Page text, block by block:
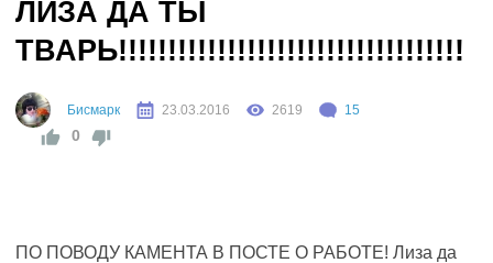
ЛИЗА ДА ТЫ
ТВАРЬ!!!!!!!!!!!!!!!!!!!!!!!!!!!!!!!!!!!
Бисмарк 23.03.2016 2619 15
0
ПО ПОВОДУ КАМЕНТА В ПОСТЕ О РАБОТЕ! Лиза да